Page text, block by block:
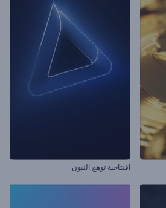
افتتاحية توهج النيون